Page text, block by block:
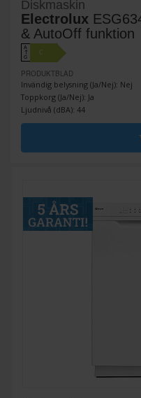
Diskmaskin
Electrolux
& AutoOff funktion
A
↑
G
C
PRODUKTBLAD
Invändig belysning (Ja/Nej): Nej
Toppkorg (Ja/Nej): Ja
Ljudnivå (dBA): 44